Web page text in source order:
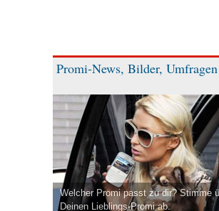
Promi-News, Bilder,
Welcher Promi passt zu dir? Stimme
Deinen Lieblings-Promi ab.